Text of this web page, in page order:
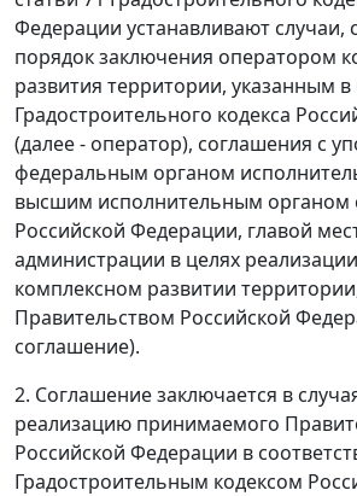
Федерации устанавливают случаи,
порядок заключения оператором
развития территории, указанным в
Градостроительного кодекса
(далее - оператор), соглашения с
федеральным органом
высшим исполнительным органом
Российской Федерации, главой
администрации в целях
комплексном развитии
Правительством Российской
соглашение).
2. Соглашение заключается в
реализацию принимаемого
Российской Федерации в
Градостроительным кодексом